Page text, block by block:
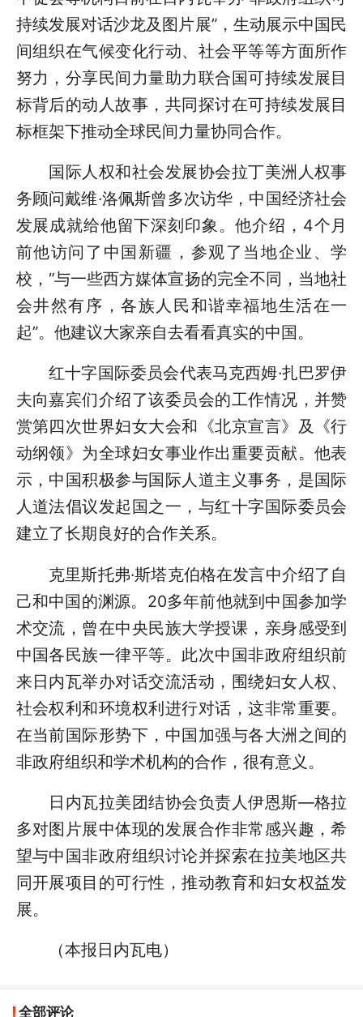
持续发展对话沙龙及图片展”，生动展示中国民
间组织在气候变化行动、社会平等等方面所作
努力，分享民间力量助力联合国可持续发展目
标背后的动人故事，共同探讨在可持续发展目
标框架下推动全球民间力量协同合作。
国际人权和社会发展协会拉丁美洲人权事
务顾问戴维·洛佩斯曾多次访华，中国经济社会
发展成就给他留下深刻印象。他介绍，4个月
前他访问了中国新疆，参观了当地企业、学
校，“与一些西方媒体宣扬的完全不同，当地社
会井然有序，各族人民和谐幸福地生活在一
起”。他建议大家亲自去看看真实的中国。
红十字国际委员会代表马克西姆·扎巴罗伊
夫向嘉宾们介绍了该委员会的工作情况，并赞
赏第四次世界妇女大会和《北京宣言》及《行
动纲领》为全球妇女事业作出重要贡献。他表
示，中国积极参与国际人道主义事务，是国际
人道法倡议发起国之一，与红十字国际委员会
建立了长期良好的合作关系。
克里斯托弗·斯塔克伯格在发言中介绍了自
己和中国的渊源。20多年前他就到中国参加学
术交流，曾在中央民族大学授课，亲身感受到
中国各民族一律平等。此次中国非政府组织前
来日内瓦举办对话交流活动，围绕妇女人权、
社会权利和环境权利进行对话，这非常重要。
在当前国际形势下，中国加强与各大洲之间的
非政府组织和学术机构的合作，很有意义。
日内瓦拉美团结协会负责人伊恩斯—格拉
多对图片展中体现的发展合作非常感兴趣，希
望与中国非政府组织讨论并探索在拉美地区共
同开展项目的可行性，推动教育和妇女权益发
展。
（本报日内瓦电）
全部评论